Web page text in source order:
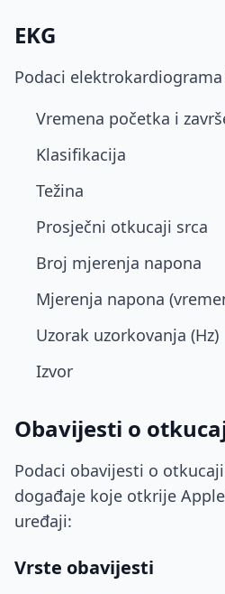
EKG
Podaci elektrokardiograma
Vremena početka i
Klasifikacija
Težina
Prosječni otkucaji srca
Broj mjerenja napona
Mjerenja napona
Uzorak uzorkovanja (Hz)
Izvor
Obavijesti o
Podaci obavijesti o
događaje koje otkrije
uređaji:
Vrste obavijesti